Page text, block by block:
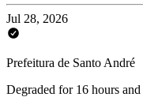
Jul 28, 2026
Prefeitura de Santo André
Degraded for 16 hours